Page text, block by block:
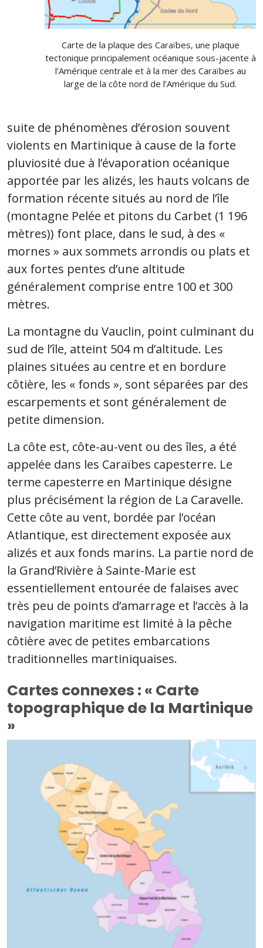
Carte de la plaque des Caraïbes, une plaque
tectonique principalement océanique sous-jacente à
l’Amérique centrale et à la mer des Caraïbes au
large de la côte nord de l’Amérique du Sud.
suite de phénomènes d’érosion souvent
violents en Martinique à cause de la forte
pluviosité due à l’évaporation océanique
apportée par les alizés, les hauts volcans de
formation récente situés au nord de l’île
(montagne Pelée et pitons du Carbet (1 196
mètres)) font place, dans le sud, à des «
mornes » aux sommets arrondis ou plats et
aux fortes pentes d’une altitude
généralement comprise entre 100 et 300
mètres.
La montagne du Vauclin, point culminant du
sud de l’île, atteint 504 m d’altitude. Les
plaines situées au centre et en bordure
côtière, les « fonds », sont séparées par des
escarpements et sont généralement de
petite dimension.
La côte est, côte-au-vent ou des îles, a été
appelée dans les Caraïbes capesterre. Le
terme capesterre en Martinique désigne
plus précisément la région de La Caravelle.
Cette côte au vent, bordée par l’océan
Atlantique, est directement exposée aux
alizés et aux fonds marins. La partie nord de
la Grand’Rivière à Sainte-Marie est
essentiellement entourée de falaises avec
très peu de points d’amarrage et l’accès à la
navigation maritime est limité à la pêche
côtière avec de petites embarcations
traditionnelles martiniquaises.
Cartes connexes : « Carte
topographique de la Martinique
»